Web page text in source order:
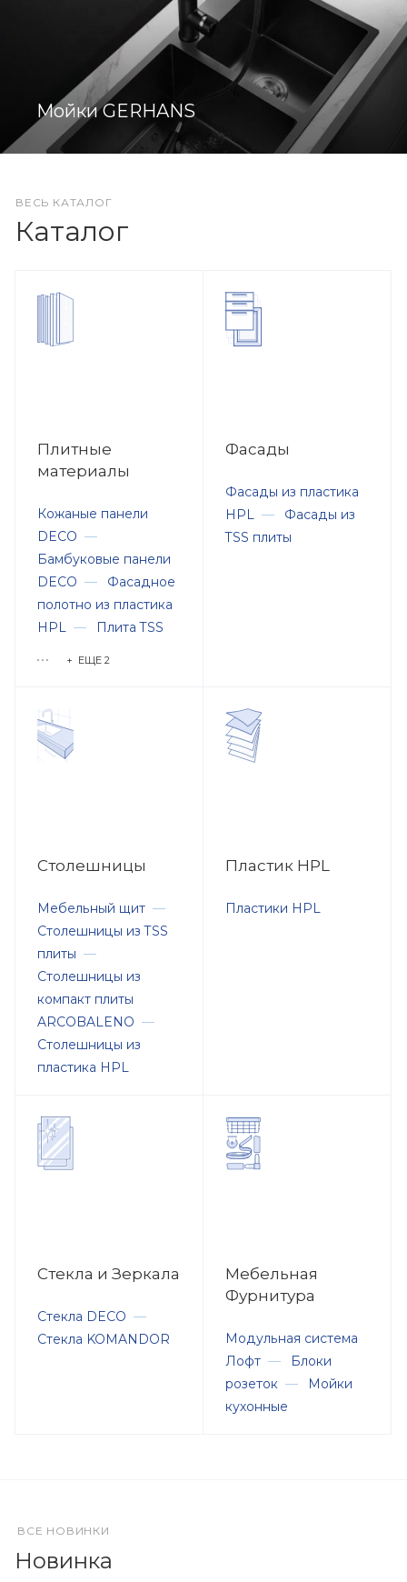
Мойки GERHANS
ВЕСЬ КАТАЛОГ
Каталог
Плитные
материалы
Кожаные панели
DECO —
Бамбуковые панели
DECO —
Фасадное
полотно из пластика
HPL — Плита TSS
+ ЕЩЕ 2
Фасады
Фасады из пластика
HPL —
Фасады из
TSS плиты
Столешницы
Мебельный щит —
Столешницы из TSS
плиты —
Столешницы из
компакт плиты
ARCOBALENO —
Столешницы из
пластика HPL
Пластик HPL
Пластики HPL
Стекла и Зеркала
Стекла DECO —
Стекла KOMANDOR
Мебельная
Фурнитура
Модульная система
Лофт —
Блоки
розеток —
Мойки
кухонные
Новинка
ВСЕ НОВИНКИ